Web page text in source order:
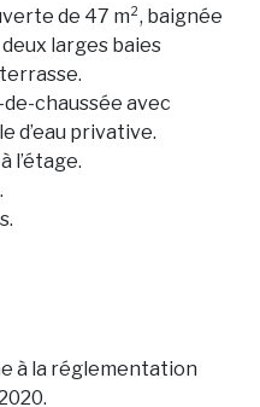
de 47 m², baignée
larges baies
chaussée avec
d’eau privative.
l’étage.
à la réglementation